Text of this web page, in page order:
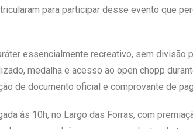
para participar desse evento que
essencialmente recreativo, sem
medalha e acesso ao open chopp
de documento oficial e comprovante de
às 10h, no Largo das Forras, com